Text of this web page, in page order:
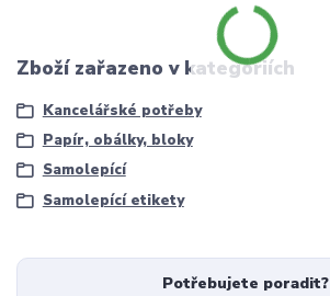
Zboží zařazeno v kategoriích
Kancelářské potřeby
Papír, obálky, bloky
Samolepící
Samolepící etikety
Potřebujete poradit?